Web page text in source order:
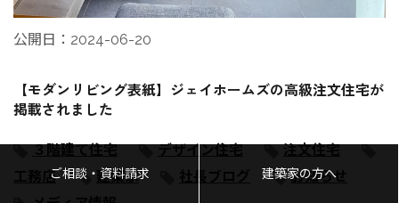
公開日：2024-06-20
【モダンリビング表紙】ジェイホームズの高級注文住宅が
掲載されました
３階建て住宅 デザイン住宅
注文住宅
工務店
建築家 社長ブログ
お知らせ
ご相談・資料請求 建築家の方へ